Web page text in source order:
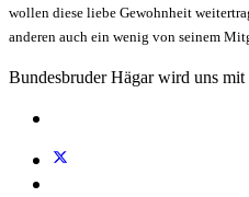
wollen diese liebe Gewohnheit
anderen auch ein wenig von seinem
Bundesbruder Hägar wird uns